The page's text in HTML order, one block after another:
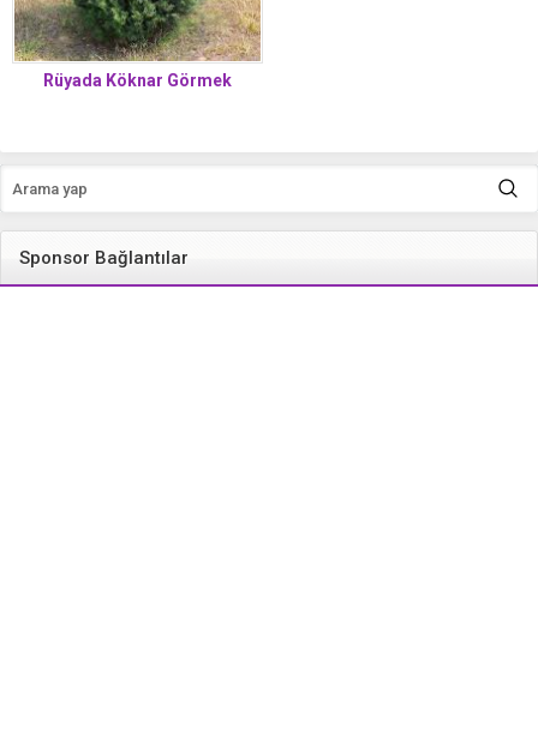
Rüyada Köknar Görmek
Sponsor Bağlantılar